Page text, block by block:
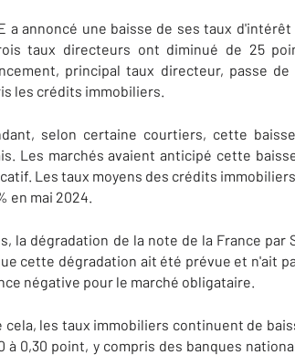
a annoncé une baisse de ses taux
taux directeurs ont diminué de 25
principal taux directeur, passe
les crédits immobiliers.
selon certaine courtiers, cette
Les marchés avaient anticipé cette
Les taux moyens des crédits
en mai 2024.
la dégradation de la note de la France
cette dégradation ait été prévue et n'ait
négative pour le marché obligataire.
cela, les taux immobiliers continuent de
à 0,30 point, y compris des banques